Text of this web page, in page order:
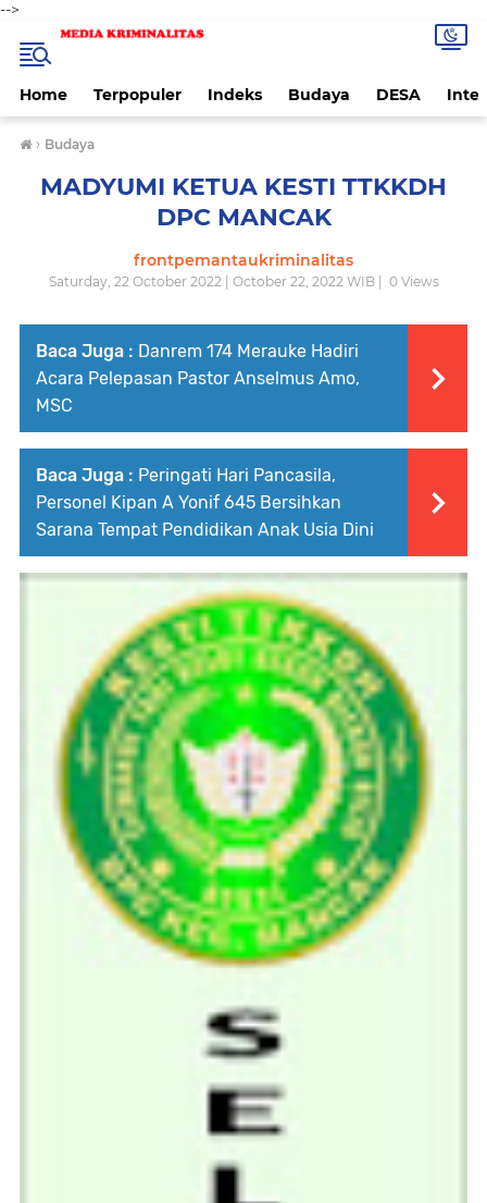
-->
Home Terpopuler Indeks Budaya DESA
› Budaya
MADYUMI KETUA KESTI TTKKDH
DPC MANCAK
frontpemantaukriminalitas
Saturday, 22 October 2022 | October 22, 2022 WIB | 0Views
Baca Juga : Danrem 174 Merauke Hadiri
Acara Pelepasan Pastor Anselmus Amo,
MSC
Baca Juga : Peringati Hari Pancasila,
Personel Kipan A Yonif 645 Bersihkan
Sarana Tempat Pendidikan Anak Usia Dini